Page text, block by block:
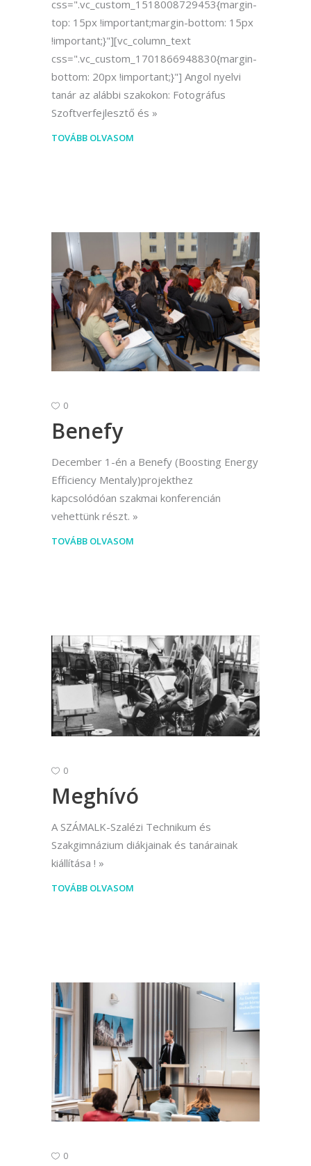
css=".vc_custom_1518008729453{margin-
top: 15px !important;margin-bottom: 15px
!important;}"][vc_column_text
css=".vc_custom_1701866948830{margin-
bottom: 20px !important;}"] Angol nyelvi
tanár az alábbi szakokon: Fotográfus
Szoftverfejlesztő és
TOVÁBB OLVASOM
0
Benefy
December 1-én a Benefy (Boosting Energy
Efficiency Mentaly)projekthez
kapcsolódóan szakmai konferencián
vehettünk részt.
TOVÁBB OLVASOM
0
Meghívó
A SZÁMALK-Szalézi Technikum és
Szakgimnázium diákjainak és tanárainak
kiállítása !
TOVÁBB OLVASOM
0